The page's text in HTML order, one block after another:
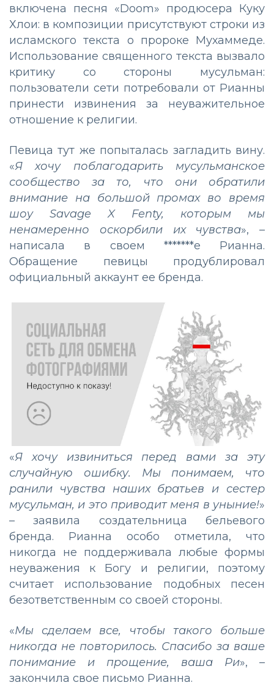
включена песня «Doom» продюсера Куку
Хлои: в композиции присутствуют строки из
исламского текста о пророке Мухаммеде.
Использование священного текста вызвало
критику со стороны мусульман:
пользователи сети потребовали от Рианны
принести извинения за неуважительное
отношение к религии.
Певица тут же попыталась загладить вину.
«Я хочу поблагодарить мусульманское
сообщество за то, что они обратили
внимание на большой промах во время
шоу Savage X Fenty, которым мы
ненамеренно оскорбили их чувства», –
написала в своем *******е Рианна.
Обращение певицы продублировал
официальный аккаунт ее бренда.
«Я хочу извиниться перед вами за эту
случайную ошибку. Мы понимаем, что
ранили чувства наших братьев и сестер
мусульман, и это приводит меня в уныние!»
– заявила создательница бельевого
бренда. Рианна особо отметила, что
никогда не поддерживала любые формы
неуважения к Богу и религии, поэтому
считает использование подобных песен
безответственным со своей стороны.
«Мы сделаем все, чтобы такого больше
никогда не повторилось. Спасибо за ваше
понимание и прощение, ваша Ри», –
закончила свое письмо Рианна.